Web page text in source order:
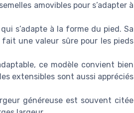
amovibles pour s’adapter à
s’adapte à la forme du pied. Sa
une valeur sûre pour les pieds
ce modèle convient bien
extensibles sont aussi appréciés
généreuse est souvent citée